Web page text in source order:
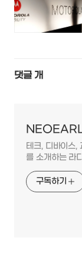
댓글 개
테크, 디바이스,
를 소개하는 라
구독하기